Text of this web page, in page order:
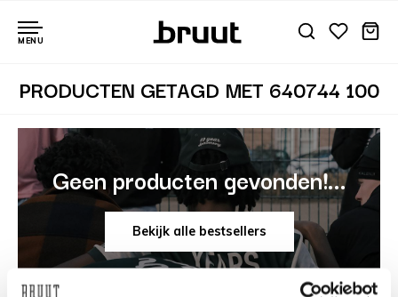
MENU
PRODUCTEN GETAGD MET 640744 100
Geen producten gevonden!...
Bekijk alle bestsellers